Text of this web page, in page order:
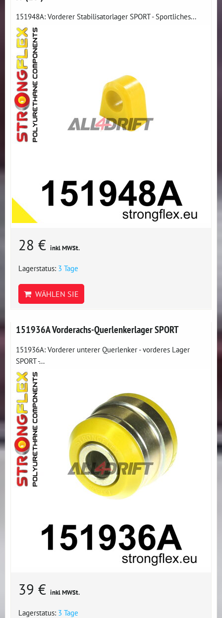
151948A: Vorderer Stabilisatorlager SPORT - Sportliches...
28 € inkl MWSt.
Lagerstatus: 3 Tage
WÄHLEN SIE
151936A Vorderachs-Querlenkerlager SPORT
151936A: Vorderer unterer Querlenker - vorderes Lager
SPORT -...
39 € inkl MWSt.
Lagerstatus: 3 Tage